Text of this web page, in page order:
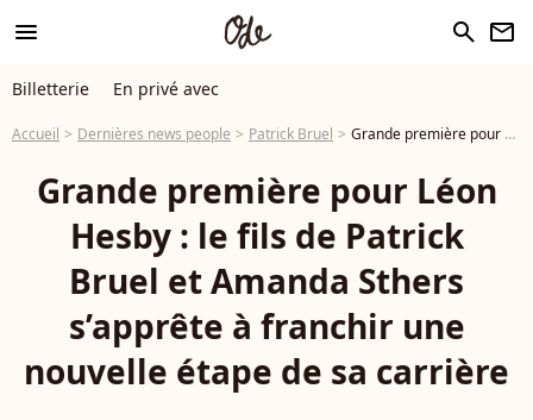
menu search newsletter
Billetterie En privé avec
Accueil Dernières news people Patrick Bruel Grande première pour Léon Hesby : le fils de Patrick Bruel et Amanda Sthers s’apprête à franchir une nouvelle étape de sa carrière
Grande première pour Léon
Hesby : le fils de Patrick
Bruel et Amanda Sthers
s’apprête à franchir une
nouvelle étape de sa carrière